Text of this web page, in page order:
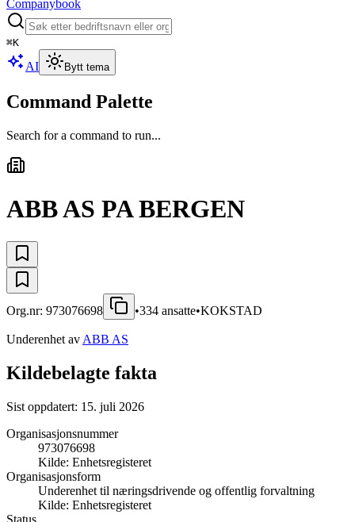
Companybook
⌘K
AI Bytt tema
Command Palette
Search for a command to run...
ABB AS PA BERGEN
Org.nr: 973076698 •334 ansatte•KOKSTAD
Underenhet av ABB AS
Kildebelagte fakta
Sist oppdatert: 15. juli 2026
Organisasjonsnummer
973076698
Kilde: Enhetsregisteret
Organisasjonsform
Underenhet til næringsdrivende og offentlig forvaltning
Kilde: Enhetsregisteret
Status